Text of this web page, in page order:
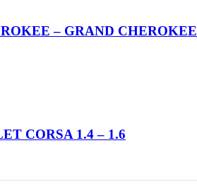
– GRAND CHEROKEE
CORSA 1.4 – 1.6